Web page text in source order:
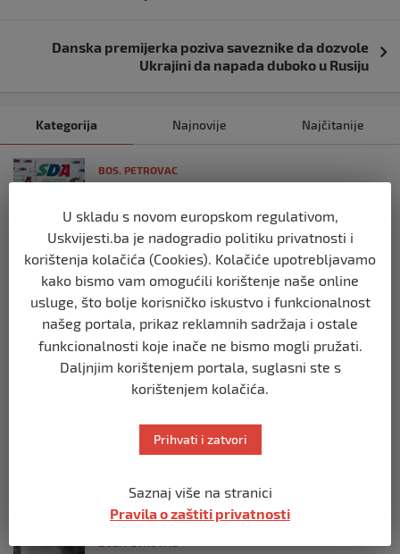
Danska premijerka poziva saveznike da dozvole
Ukrajini da napada duboko u Rusiju
Kategorija Najnovije Najčitanije
BOS. PETROVAC
budžet nametanja, blokada i populizma
prije 4 mjeseca
BOS. PETROVAC
Potvrđene optužnice: Direktorice
komunalnog preduzeća iz Bosanskog
Petrovca optužene zbog nezakonitog
zapošljavanja
prije 10 mjeseci
Preminuo mladić (19) koji je teško
povrijeđen u nesreći kod Bosanskog
prije 10 mjeseci
U skladu s novom europskom regulativom,
Uskvijesti.ba je nadogradio politiku privatnosti i
korištenja kolačića (Cookies). Kolačiće upotrebljavamo
kako bismo vam omogućili korištenje naše online
usluge, što bolje korisničko iskustvo i funkcionalnost
našeg portala, prikaz reklamnih sadržaja i ostale
funkcionalnosti koje inače ne bismo mogli pružati.
Daljnjim korištenjem portala, suglasni ste s
korištenjem kolačića.
Prihvati i zatvori
Saznaj više na stranici
Pravila o zaštiti privatnosti